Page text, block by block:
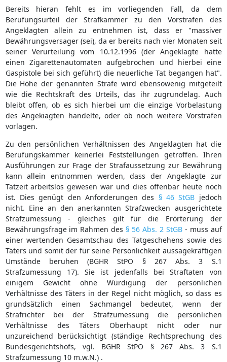
Bereits hieran fehlt es im vorliegenden Fall, da dem
Berufungsurteil der Strafkammer zu den Vorstrafen des
Angeklagten allein zu entnehmen ist, dass er "massiver
Bewährungsversager (sei), da er bereits nach vier Monaten seit
seiner Verurteilung vom 10.12.1996 (der Angeklagte hatte
einen Zigarettenautomaten aufgebrochen und hierbei eine
Gaspistole bei sich geführt) die neuerliche Tat begangen hat".
Die Höhe der genannten Strafe wird ebensowenig mitgeteilt
wie die Rechtskraft des Urteils, das ihr zugrundelag. Auch
bleibt offen, ob es sich hierbei um die einzige Vorbelastung
des Angekiagten handelte, oder ob noch weitere Vorstrafen
vorlagen.
Zu den persönlichen Verhältnissen des Angeklagten hat die
Berufungskammer keinerlei Feststellungen getroffen. Ihren
Ausführungen zur Frage der Strafaussetzung zur Bewährung
kann allein entnommen werden, dass der Angeklagte zur
Tatzeit arbeitslos gewesen war und dies offenbar heute noch
ist. Dies genügt den Anforderungen des § 46 StGB jedoch
nicht. Eine an den anerkannten Strafzwecken ausgerichtete
Strafzumessung - gleiches gilt für die Erörterung der
Bewährungsfrage im Rahmen des § 56 Abs. 2 StGB- muss auf
einer wertenden Gesamtschau des Tatgeschehens sowie des
Täters und somit der für seine Persönlichkeit aussagekräftigen
Umstände beruhen (BGHR StPO § 267 Abs. 3 S.1
Strafzumessung 17). Sie ist jedenfalls bei Straftaten von
einigem Gewicht ohne Würdigung der persönlichen
Verhältnisse des Täters in der Regel nicht möglich, so dass es
grundsätzlich einen Sachmangel bedeutet, wenn der
Strafrichter bei der Strafzumessung die persönlichen
Verhältnisse des Täters Oberhaupt nicht oder nur
unzureichend berücksichtigt (ständige Rechtsprechung des
Bundesgerichtshofs, vgl. BGHR StPO § 267 Abs. 3 S.1
Strafzumessung 10 m.w.N.) .